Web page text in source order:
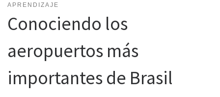
APRENDIZAJE
Conociendo los
aeropuertos más
importantes de Brasil